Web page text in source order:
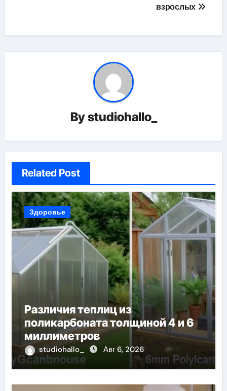
взрослых
Bystudiohallo_
Related Post
Здоровье
Различия теплиц из
поликарбоната толщиной 4 и 6
миллиметров
studiohallo_ Авг 6, 2026